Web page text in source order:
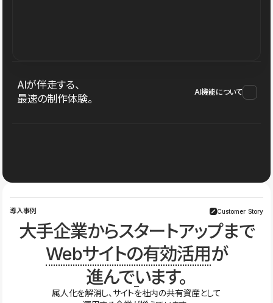
AIが伴走する、
最速の制作体験。
AI機能について
導入事例 Customer Story
大手企業からスタートアップまで
Webサイトの有効活用が
進んでいます。
属人化を解消し、サイトを社内の共有資産として